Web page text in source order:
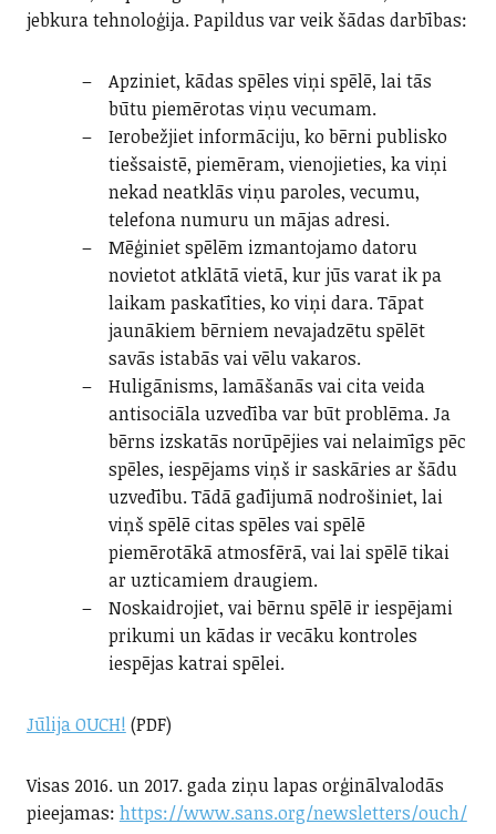
jebkura tehnoloģija. Papildus var veik šādas darbības:
Apziniet, kādas spēles viņi spēlē, lai tās
būtu piemērotas viņu vecumam.
Ierobežjiet informāciju, ko bērni publisko
tiešsaistē, piemēram, vienojieties, ka viņi
nekad neatklās viņu paroles, vecumu,
telefona numuru un mājas adresi.
Mēģiniet spēlēm izmantojamo datoru
novietot atklātā vietā, kur jūs varat ik pa
laikam paskatīties, ko viņi dara. Tāpat
jaunākiem bērniem nevajadzētu spēlēt
savās istabās vai vēlu vakaros.
Huligānisms, lamāšanās vai cita veida
antisociāla uzvedība var būt problēma. Ja
bērns izskatās norūpējies vai nelaimīgs pēc
spēles, iespējams viņš ir saskāries ar šādu
uzvedību. Tādā gadījumā nodrošiniet, lai
viņš spēlē citas spēles vai spēlē
piemērotākā atmosfērā, vai lai spēlē tikai
ar uzticamiem draugiem.
Noskaidrojiet, vai bērnu spēlē ir iespējami
prikumi un kādas ir vecāku kontroles
iespējas katrai spēlei.
Jūlija OUCH! (PDF)
Visas 2016. un 2017. gada ziņu lapas orģinālvalodās
pieejamas: https://www.sans.org/newsletters/ouch/